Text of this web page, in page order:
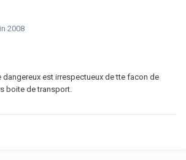
2008
dangereux est irrespectueux de tte facon de
boite de transport.